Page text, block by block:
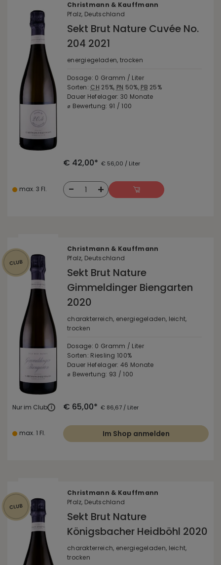
Christmann & Kauffmann
Pfalz, Deutschland
Sekt Brut Nature Cuvée No.
204 2021
energiegeladen, trocken
Dosage: 0 Gramm / Liter
Sorten: CH 25%, PN 50%, PB 25%
Dauer Hefelager: 30 Monate
⌀ Bewertung: 91 / 100
€ 42,00* € 56,00 / Liter
max. 3 Fl. - 1 +
Christmann & Kauffmann
Pfalz, Deutschland
Sekt Brut Nature
Gimmeldinger Biengarten
2020
charakterreich, energiegeladen, leicht,
trocken
Dosage: 0 Gramm / Liter
Sorten: Riesling 100%
Dauer Hefelager: 46 Monate
⌀ Bewertung: 93 / 100
Nur im Club i € 65,00* € 86,67 / Liter
max. 1 Fl. Im Shop anmelden
Christmann & Kauffmann
Pfalz, Deutschland
Sekt Brut Nature
Königsbacher Heidböhl 2020
charakterreich, energiegeladen, leicht,
trocken